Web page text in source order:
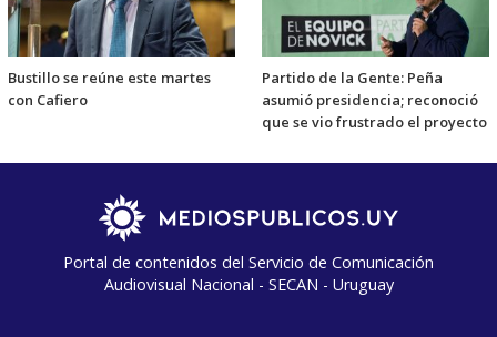
Bustillo se reúne este martes
con Cafiero
Partido de la Gente: Peña
asumió presidencia; reconoció
que se vio frustrado el proyecto
Portal de contenidos del Servicio de Comunicación
Audiovisual Nacional - SECAN - Uruguay